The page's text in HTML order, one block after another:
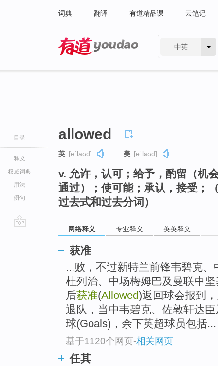
词典 翻译 有道精品课 云笔记
中英
目录
释义
权威词典
用法
例句
allowed
英 [əˈlaʊd] 美 [əˈlaʊd]
v. 允许，认可；给予，酌留（机
通过）；使可能；承认，接受；
过去式和过去分词）
网络释义 专业释义 英英释义
获准
...败，不过新特兰前锋韦碧克
杜列治、中场梅姆巴及曼联中
后获准(Allowed)返回球会报到
退队，当中韦碧克、佐敦轩达
球(Goals)，余下英超球员包括...
基于1120个网页-相关网页
任其